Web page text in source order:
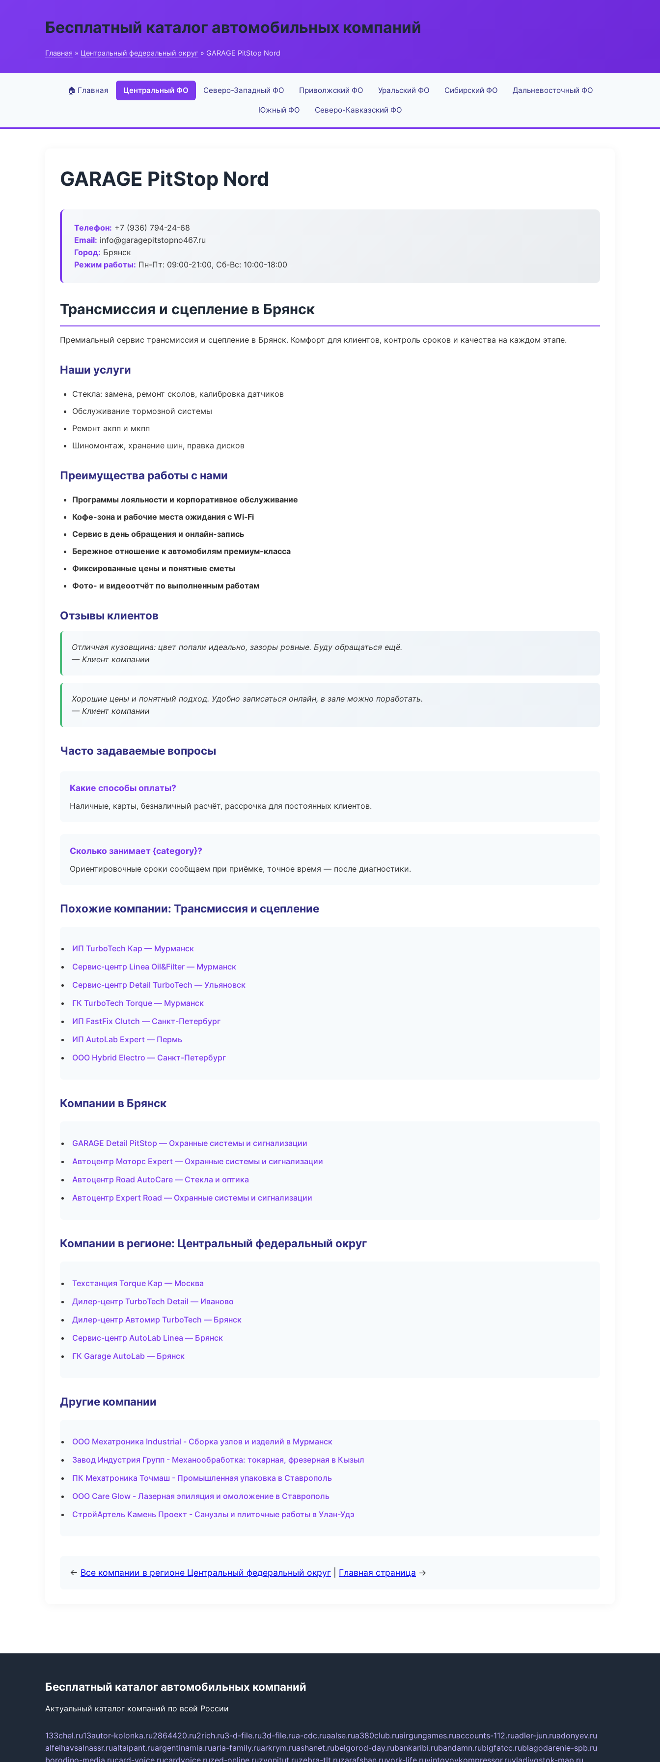
Бесплатный каталог автомобильных компаний
Главная » Центральный федеральный округ » GARAGE PitStop Nord
🏠 Главная Центральный ФО Северо-Западный ФО Приволжский ФО Уральский ФО Сибирский ФО Дальневосточный ФО
Южный ФО Северо-Кавказский ФО
GARAGE PitStop Nord
Телефон: +7 (936) 794-24-68
Email: info@garagepitstopno467.ru
Город: Брянск
Режим работы: Пн-Пт: 09:00-21:00, Сб-Вс: 10:00-18:00
Трансмиссия и сцепление в Брянск
Премиальный сервис трансмиссия и сцепление в Брянск. Комфорт для клиентов, контроль сроков и качества на каждом этапе.
Наши услуги
Стекла: замена, ремонт сколов, калибровка датчиков
Обслуживание тормозной системы
Ремонт акпп и мкпп
Шиномонтаж, хранение шин, правка дисков
Преимущества работы с нами
Программы лояльности и корпоративное обслуживание
Кофе-зона и рабочие места ожидания с Wi‑Fi
Сервис в день обращения и онлайн-запись
Бережное отношение к автомобилям премиум-класса
Фиксированные цены и понятные сметы
Фото- и видеоотчёт по выполненным работам
Отзывы клиентов
Отличная кузовщина: цвет попали идеально, зазоры ровные. Буду обращаться ещё.
— Клиент компании
Хорошие цены и понятный подход. Удобно записаться онлайн, в зале можно поработать.
— Клиент компании
Часто задаваемые вопросы
Какие способы оплаты?
Наличные, карты, безналичный расчёт, рассрочка для постоянных клиентов.
Сколько занимает {category}?
Ориентировочные сроки сообщаем при приёмке, точное время — после диагностики.
Похожие компании: Трансмиссия и сцепление
ИП TurboTech Кар — Мурманск
Сервис-центр Linea Oil&Filter — Мурманск
Сервис-центр Detail TurboTech — Ульяновск
ГК TurboTech Torque — Мурманск
ИП FastFix Clutch — Санкт-Петербург
ИП AutoLab Expert — Пермь
ООО Hybrid Electro — Санкт-Петербург
Компании в Брянск
GARAGE Detail PitStop — Охранные системы и сигнализации
Автоцентр Моторс Expert — Охранные системы и сигнализации
Автоцентр Road AutoCare — Стекла и оптика
Автоцентр Expert Road — Охранные системы и сигнализации
Компании в регионе: Центральный федеральный округ
Техстанция Torque Кар — Москва
Дилер-центр TurboTech Detail — Иваново
Дилер-центр Автомир TurboTech — Брянск
Сервис-центр AutoLab Linea — Брянск
ГК Garage AutoLab — Брянск
Другие компании
ООО Мехатроника Industrial - Сборка узлов и изделий в Мурманск
Завод Индустрия Групп - Механообработка: токарная, фрезерная в Кызыл
ПК Мехатроника Точмаш - Промышленная упаковка в Ставрополь
ООО Care Glow - Лазерная эпиляция и омоложение в Ставрополь
СтройАртель Камень Проект - Санузлы и плиточные работы в Улан-Удэ
← Все компании в регионе Центральный федеральный округ Главная страница →
Бесплатный каталог автомобильных компаний
Актуальный каталог компаний по всей России
133chel.ru13autor-kolonka.ru2864420.ru2rich.ru3-d-file.ru3d-file.rua-cdc.ruaalse.rua380club.ruairgungames.ruaccounts-112.ruadler-jun.ruadonyev.ru
alfeihavsalnassr.rualtaipant.ruargentinamia.ruaria-family.ruarkrym.ruashanet.rubelgorod-day.rubankaribi.rubandamn.rubigfatcc.rublagodarenie-spb.ru
borodino-media.rucard-voice.rucardvoice.ruzed-online.ruzvonitut.ruzebra-tlt.ruzarafshan.ruyork-life.ruvintovoykompressor.ruvladivostok-map.ru